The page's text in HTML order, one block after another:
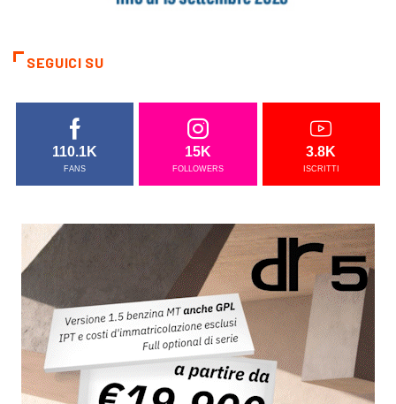
SEGUICI SU
110.1K
FANS
15K
FOLLOWERS
3.8K
ISCRITTI